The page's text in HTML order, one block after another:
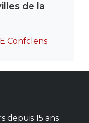
de la
Confolens
depuis 15 ans.